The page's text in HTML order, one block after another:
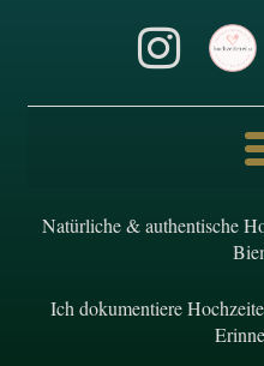
Natürliche & authentische
Ich dokumentiere